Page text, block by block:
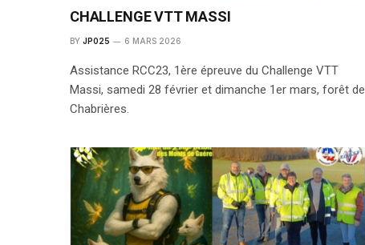
CHALLENGE VTT MASSI
BY JP025 6 MARS 2026
Assistance RCC23, 1ère épreuve du Challenge VTT
Massi, samedi 28 février et dimanche 1er mars, forêt de
Chabrières.